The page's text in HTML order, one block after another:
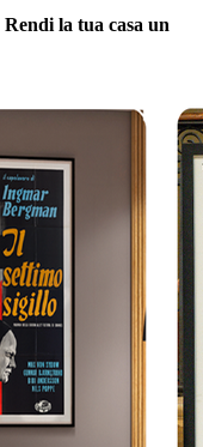
Rendi la tua casa un